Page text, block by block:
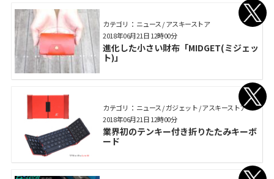
カテゴリ： ニュース / アスキーストア
進化した小さい財布「MIDGET(ミジェッ
ト)」
2018年06月21日 12時00分
カテゴリ： ニュース / ガジェット / アスキーストア
業界初のテンキー付き折りたたみキーボ
ード
2018年06月21日 12時00分